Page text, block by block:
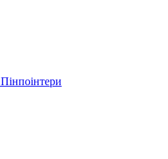
Пінпоінтери